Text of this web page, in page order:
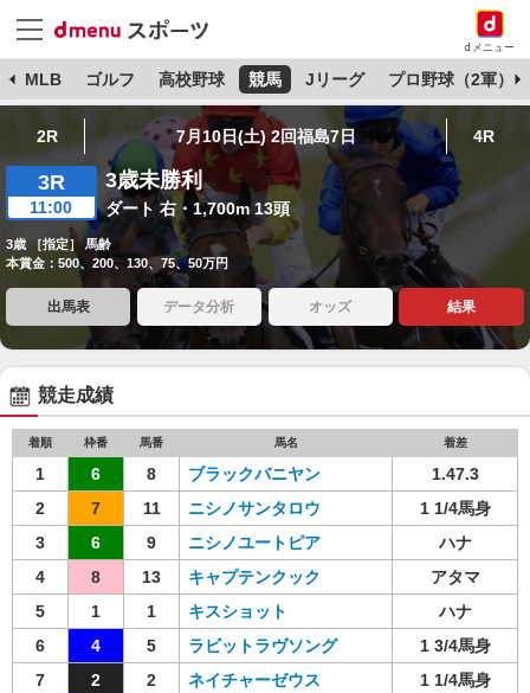
dメニュー
MLB ゴルフ 高校野球 競馬 Jリーグ プロ野球（2軍）
2R 7月10日(土) 2回福島7日 4R
3R
11:00
3歳未勝利
ダート 右・1,700m 13頭
3歳 ［指定］ 馬齢
本賞金：500、200、130、75、50万円
出馬表 データ分析 オッズ 結果
競走成績
着順 枠番 馬番 馬名 着差
1 6 8 ブラックバニヤン
1.47.3
2
7 11 ニシノサンタロウ
1 1/4馬身
3
6 9 ニシノユートピア
ハナ
4
8 13 キャプテンクック
アタマ
5
1 1 キスショット
ハナ
6
4 5 ラビットラヴソング
1 3/4馬身
7
2 2 ネイチャーゼウス
1 1/4馬身